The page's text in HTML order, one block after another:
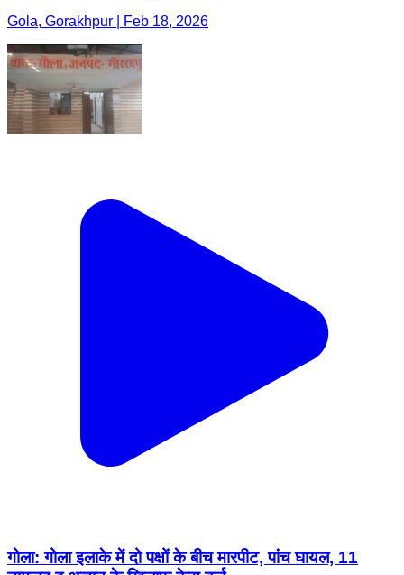
गोला: गोला इलाके में दो पक्षों के बीच मारपीट, पांच घायल, 11
नामजद व अज्ञात के खिलाफ केस दर्ज